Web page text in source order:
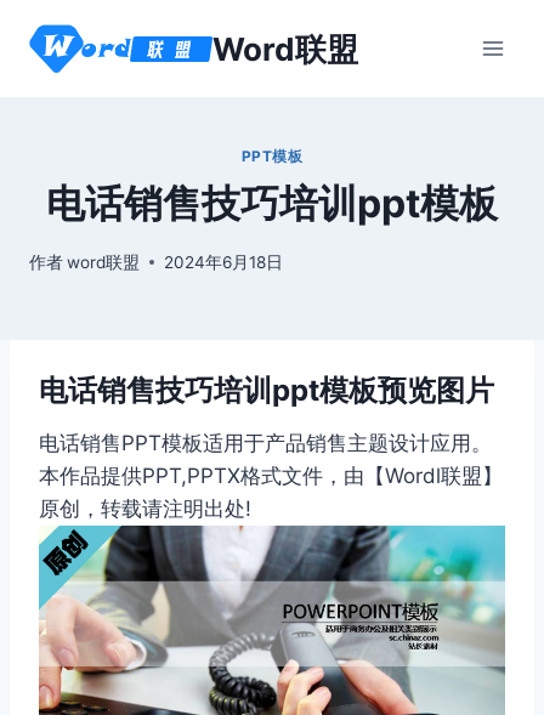
Word联盟
PPT模板
电话销售技巧培训ppt模板
作者word联盟 2024年6月18日
电话销售技巧培训ppt模板预览图片
电话销售PPT模板适用于产品销售主题设计应用。
本作品提供PPT,PPTX格式文件，由【Wordl联盟】
原创，转载请注明出处!